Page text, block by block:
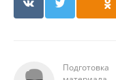
Подготовка